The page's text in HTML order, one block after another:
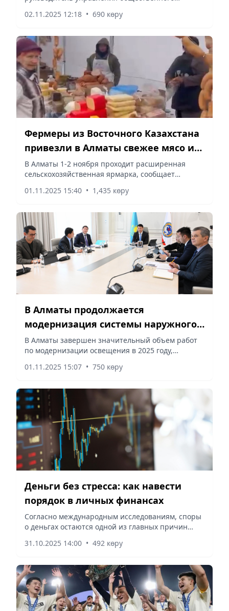
совещание по вопросам, связанным с объектами
02.11.2025 12:18 • 690 көру
Фермеры из Восточного Казахстана
привезли в Алматы свежее мясо и
натуральный мед по доступным
ценам
В Алматы 1-2 ноября проходит расширенная
сельскохозяйственная ярмарка, сообщает
01.11.2025 15:40 • 1,435 көру
В Алматы продолжается
модернизация системы наружного
и архитектурного освещения
В Алматы завершен значительный объем работ
по модернизации освещения в 2025 году,
01.11.2025 15:07 • 750 көру
Деньги без стресса: как навести
порядок в личных финансах
Согласно международным исследованиям, споры
о деньгах остаются одной из главных причин
Vecher.kz.
31.10.2025 14:00 • 492 көру